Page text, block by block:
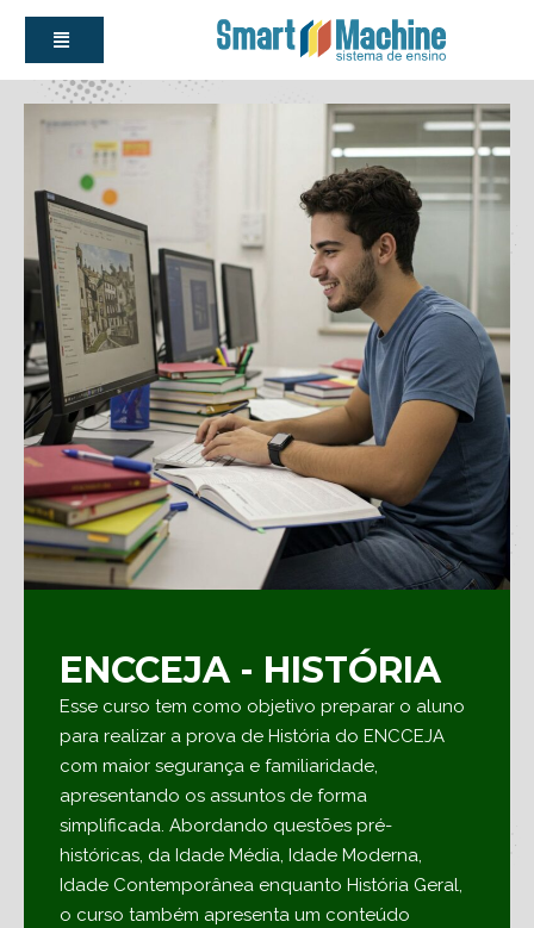
ENCCEJA - HISTÓRIA
Esse curso tem como objetivo preparar o aluno
para realizar a prova de História do ENCCEJA
com maior segurança e familiaridade,
apresentando os assuntos de forma
simplificada. Abordando questões pré-
históricas, da Idade Média, Idade Moderna,
Idade Contemporânea enquanto História Geral,
o curso também apresenta um conteúdo